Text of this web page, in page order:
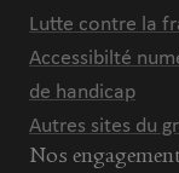
Lutte contre la
Accessibilté
de handicap
Autres sites du
Nos